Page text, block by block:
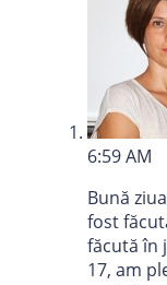
6:59 AM
Bună
fost
făcută în
17, am